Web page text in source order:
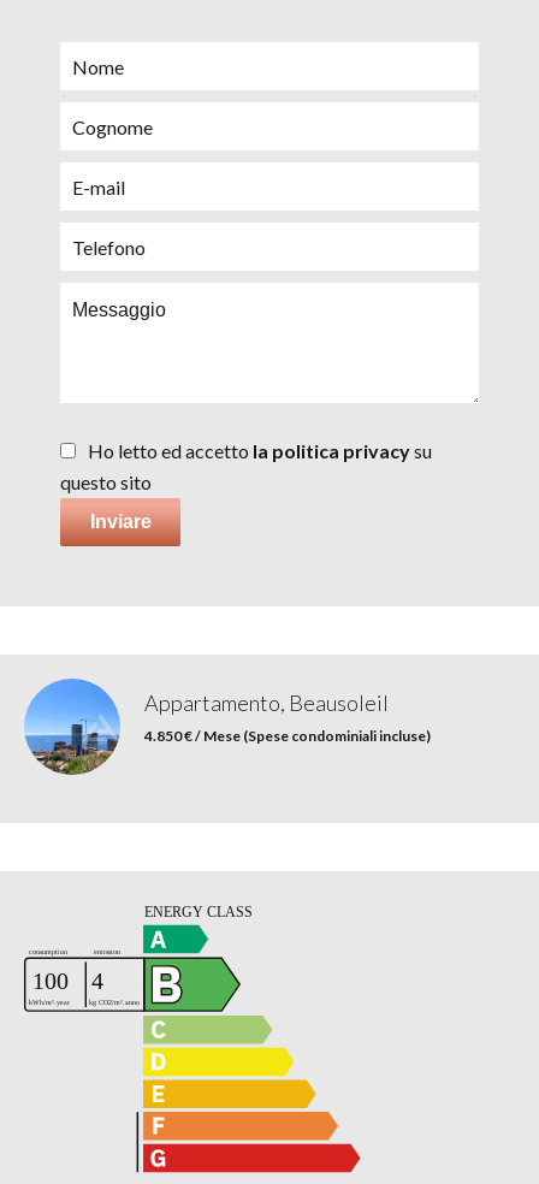
Ho letto ed accetto la politica privacysu
questo sito
Inviare
Appartamento, Beausoleil
4.850 € / Mese (Spese condominiali incluse)